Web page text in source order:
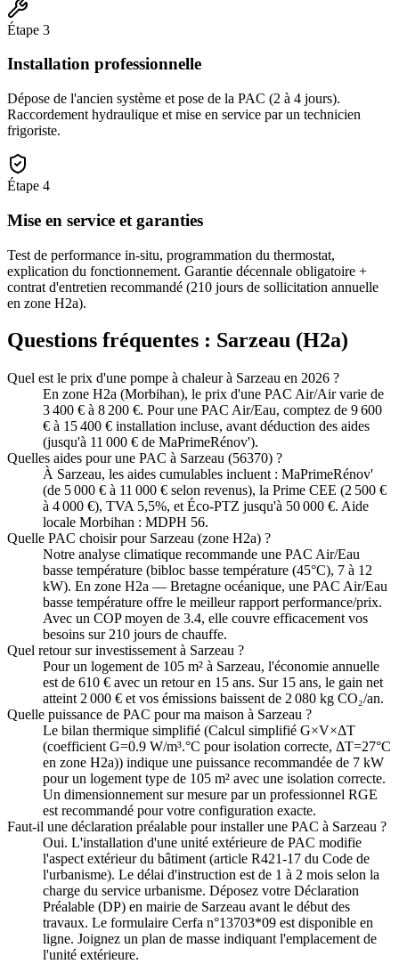
Étape 3
Installation professionnelle
Dépose de l'ancien système et pose de la PAC (2 à 4 jours).
Raccordement hydraulique et mise en service par un technicien
frigoriste.
Étape 4
Mise en service et garanties
Test de performance in-situ, programmation du thermostat,
explication du fonctionnement. Garantie décennale obligatoire +
contrat d'entretien recommandé (210 jours de sollicitation annuelle
en zone H2a).
Questions fréquentes : Sarzeau (H2a)
Quel est le prix d'une pompe à chaleur à Sarzeau en 2026 ?
En zone H2a (Morbihan), le prix d'une PAC Air/Air varie de
3 400 € à 8 200 €. Pour une PAC Air/Eau, comptez de 9 600
€ à 15 400 € installation incluse, avant déduction des aides
(jusqu'à 11 000 € de MaPrimeRénov').
Quelles aides pour une PAC à Sarzeau (56370) ?
À Sarzeau, les aides cumulables incluent : MaPrimeRénov'
(de 5 000 € à 11 000 € selon revenus), la Prime CEE (2 500 €
à 4 000 €), TVA 5,5%, et Éco-PTZ jusqu'à 50 000 €. Aide
locale Morbihan : MDPH 56.
Quelle PAC choisir pour Sarzeau (zone H2a) ?
Notre analyse climatique recommande une PAC Air/Eau
basse température (bibloc basse température (45°C), 7 à 12
kW). En zone H2a — Bretagne océanique, une PAC Air/Eau
basse température offre le meilleur rapport performance/prix.
Avec un COP moyen de 3.4, elle couvre efficacement vos
besoins sur 210 jours de chauffe.
Quel retour sur investissement à Sarzeau ?
Pour un logement de 105 m² à Sarzeau, l'économie annuelle
est de 610 € avec un retour en 15 ans. Sur 15 ans, le gain net
atteint 2 000 € et vos émissions baissent de 2 080 kg CO₂/an.
Quelle puissance de PAC pour ma maison à Sarzeau ?
Le bilan thermique simplifié (Calcul simplifié G×V×ΔT
(coefficient G=0.9 W/m³.°C pour isolation correcte, ΔT=27°C
en zone H2a)) indique une puissance recommandée de 7 kW
pour un logement type de 105 m² avec une isolation correcte.
Un dimensionnement sur mesure par un professionnel RGE
est recommandé pour votre configuration exacte.
Faut-il une déclaration préalable pour installer une PAC à Sarzeau ?
Oui. L'installation d'une unité extérieure de PAC modifie
l'aspect extérieur du bâtiment (article R421-17 du Code de
l'urbanisme). Le délai d'instruction est de 1 à 2 mois selon la
charge du service urbanisme. Déposez votre Déclaration
Préalable (DP) en mairie de Sarzeau avant le début des
travaux. Le formulaire Cerfa n°13703*09 est disponible en
ligne. Joignez un plan de masse indiquant l'emplacement de
l'unité extérieure.